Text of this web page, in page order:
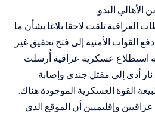
البدو.
العراقية تلقت لاحقا بلاغا بشأن ما
القوات الأمنية إلى فتح تحقيق غير
استطلاع عسكرية عراقية أُرسلت
أدى إلى مقتل جندي وإصابة
القوة العسكرية الموجودة هناك.
وإقليميين أن الموقع الذي